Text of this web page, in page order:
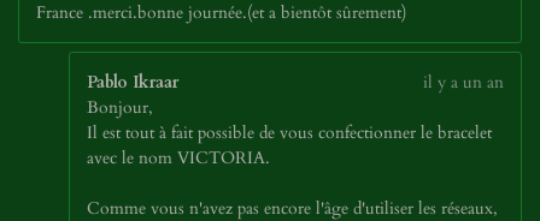
France .merci.bonne journée.(et a bientôt sûrement)
Pablo Ikraar
il y a un an
Bonjour,
Il est tout à fait possible de vous confectionner le bracelet
avec le nom VICTORIA.
Comme vous n'avez pas encore l'âge d'utiliser les réseaux,